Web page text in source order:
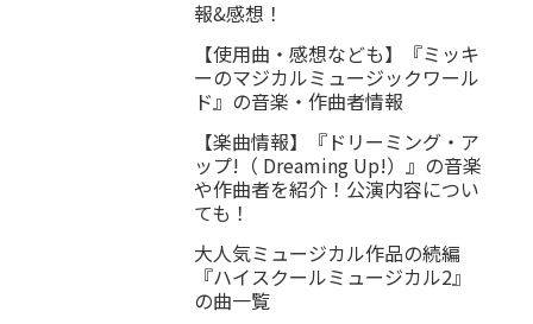
報&感想！
【使用曲・感想なども】『ミッキ
ーのマジカルミュージックワール
ド』の音楽・作曲者情報
【楽曲情報】『ドリーミング・ア
ップ!（ Dreaming Up!）』の音楽
や作曲者を紹介！公演内容につい
ても！
大人気ミュージカル作品の続編
『ハイスクールミュージカル2』
の曲一覧